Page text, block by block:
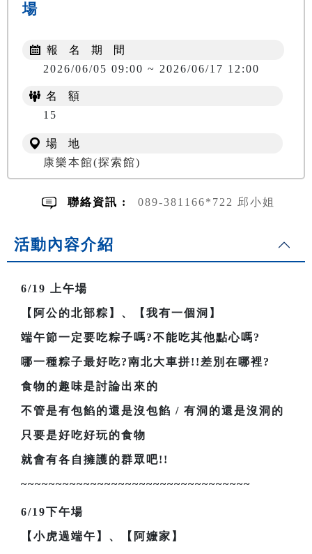
場
報 名 期 間
2026/06/05 09:00 ~ 2026/06/17 12:00
名 額
15
場 地
康樂本館(探索館)
聯絡資訊 : 089-381166*722 邱小姐
活動內容介紹
6/19 上午場
【阿公的北部粽】、【我有一個洞】
端午節一定要吃粽子嗎?不能吃其他點心嗎?
哪一種粽子最好吃?南北大車拼!!差別在哪裡?
食物的趣味是討論出來的
不管是有包餡的還是沒包餡 / 有洞的還是沒洞的
只要是好吃好玩的食物
就會有各自擁護的群眾吧!!
~~~~~~~~~~~~~~~~~~~~~~~~~~~~~~~~~
6/19下午場
【小虎過端午】、【阿嬤家】